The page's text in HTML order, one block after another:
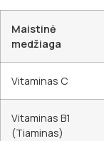
Maistinė
medžiaga
Vitaminas C
Vitaminas B1
(Tiaminas)